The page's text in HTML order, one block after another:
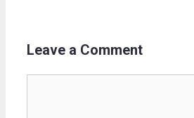
Leave a Comment